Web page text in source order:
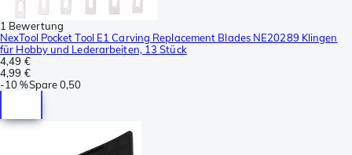
1 Bewertung
NexTool Pocket Tool E1 Carving Replacement Blades NE20289 Klingen
für Hobby und Lederarbeiten, 13 Stück
4,49 €
4,99 €
-10 %Spare0,50